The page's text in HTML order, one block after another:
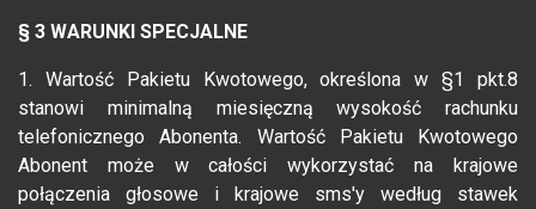
§ 3 WARUNKI SPECJALNE
1. Wartość Pakietu Kwotowego, określona w §1 pkt.8
stanowi minimalną miesięczną wysokość rachunku
telefonicznego Abonenta. Wartość Pakietu Kwotowego
Abonent może w całości wykorzystać na krajowe
połączenia głosowe i krajowe sms'y według stawek